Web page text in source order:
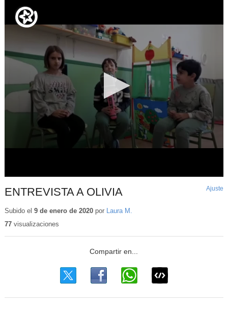
ENTREVISTA A OLIVIA Ajuste
Subido el 9 de enero de 2020por Laura M.
77visualizaciones